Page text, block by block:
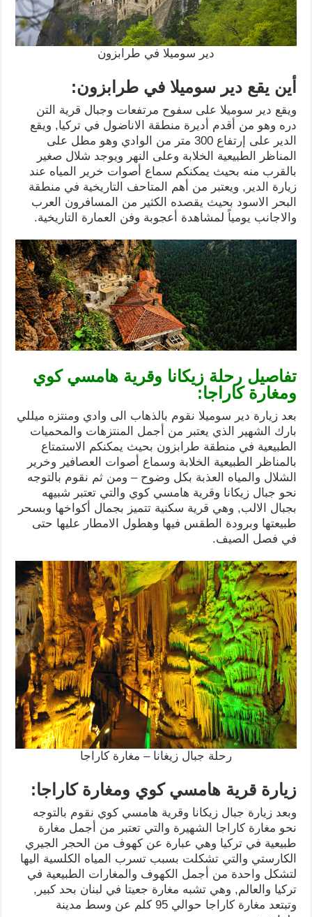
دير سوميلا في طرابزون
أين يقع دير سوميلا في طرابزون:
ويقع دير سوميلا على سفوح مرتفعات وجبال قرية التن
دره وهو من أقدم أديرة منطقة الاناضول في تركيا, ويقع
الدير على إرتفاع 300 متر من الوادي وهو مطل على
المناظر الطبيعية الخلابة وعلى النهر ويوجد شلال صغير
بالقرب منه بحيث يمكنكم سماع أصوات خرير المياه عند
زيارة الدير, ويعتبر من أهم المتاحف التاريخية في منطقة
البحر الاسود بحيث يقصده الكثير من المسافرون العرب
والاجانب يومياً لمشاهدة أعجوبة وفن العمارة التاريخية.
تفاصيل رحلة زيكانا وقرية هامسي كوي
ومغارة كاراجا:
بعد زيارة دير سوميلا نقوم بالذهاب الى وادي ومنتزه ميللي
بارك الشهير الذي يعتبر من أجمل المنتزهات والمحميات
الطبيعية في منطقة طرابزون بحيث يمكنكم الاستمتاع
بالمناظر الطبيعية الخلابة وسماع أصوات العصافير وخرير
الشلال والمياه العذبة بكل وضوح – ومن ثم نقوم بالتوجه
نحو جبال زيكانا وقرية هامسي كوي والتي تعتبر شبيهه
بجبال الالب, وهي قرية سكنية تتميز بجمال أكواخها وبسحر
طبيعتها وبرودة الطقس فيها وهطول الامطار عليها حتى
في فصل الصيف.
رحلة جبال زيغانا – مغارة كاراجا
زيارة قرية هامسي كوي ومغارة كاراجا:
وبعد زيارة جبال زيكانا وقرية هامسي كوي نقوم بالتوجه
نحو مغارة كاراجا الشهيرة والتي تعتبر من أجمل مغارة
طبيعية في تركيا وهي عبارة عن كهوف من الحجر الجيري
الكارستي والتي تشكلت بسبب تسرب المياه الكلسية اليها
لتشكل واحدة من أجمل الكهوف والمغارات الطبيعية في
تركيا والعالم, وهي تشبه مغارة جعيتا في لبنان بحد كبير,
وتبتعد مغارة كاراجا حوالي 95 كلم عن وسط مدينة